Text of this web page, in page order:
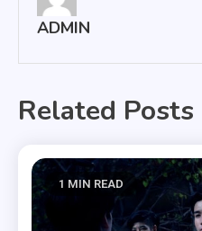
ADMIN
Related Posts
1 MIN READ